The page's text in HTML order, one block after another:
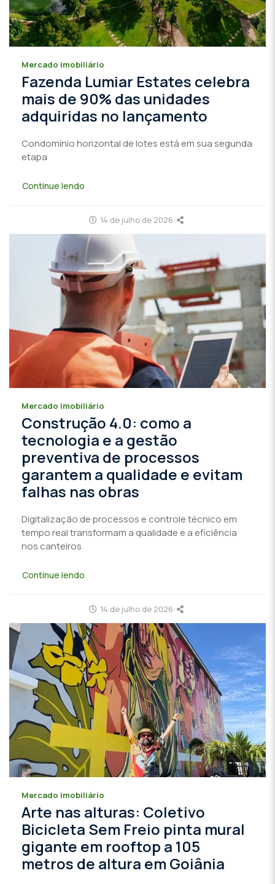
Mercado imobiliário
Fazenda Lumiar Estates celebra
mais de 90% das unidades
adquiridas no lançamento
Condomínio horizontal de lotes está em sua segunda
etapa
Continue lendo
14 de julho de 2026
Mercado imobiliário
Construção 4.0: como a
tecnologia e a gestão
preventiva de processos
garantem a qualidade e evitam
falhas nas obras
Digitalização de processos e controle técnico em
tempo real transformam a qualidade e a eficiência
nos canteiros
Continue lendo
14 de julho de 2026
Mercado imobiliário
Arte nas alturas: Coletivo
Bicicleta Sem Freio pinta mural
gigante em rooftop a 105
metros de altura em Goiânia